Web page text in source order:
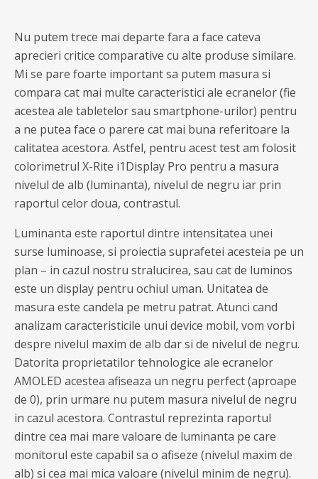
Nu putem trece mai departe fara a face cateva
aprecieri critice comparative cu alte produse similare.
Mi se pare foarte important sa putem masura si
compara cat mai multe caracteristici ale ecranelor (fie
acestea ale tabletelor sau smartphone-urilor) pentru
a ne putea face o parere cat mai buna referitoare la
calitatea acestora. Astfel, pentru acest test am folosit
colorimetrul X-Rite i1Display Pro pentru a masura
nivelul de alb (luminanta), nivelul de negru iar prin
raportul celor doua, contrastul.
Luminanta este raportul dintre intensitatea unei
surse luminoase, si proiectia suprafetei acesteia pe un
plan – in cazul nostru stralucirea, sau cat de luminos
este un display pentru ochiul uman. Unitatea de
masura este candela pe metru patrat. Atunci cand
analizam caracteristicile unui device mobil, vom vorbi
despre nivelul maxim de alb dar si de nivelul de negru.
Datorita proprietatilor tehnologice ale ecranelor
AMOLED acestea afiseaza un negru perfect (aproape
de 0), prin urmare nu putem masura nivelul de negru
in cazul acestora. Contrastul reprezinta raportul
dintre cea mai mare valoare de luminanta pe care
monitorul este capabil sa o afiseze (nivelul maxim de
alb) si cea mai mica valoare (nivelul minim de negru).